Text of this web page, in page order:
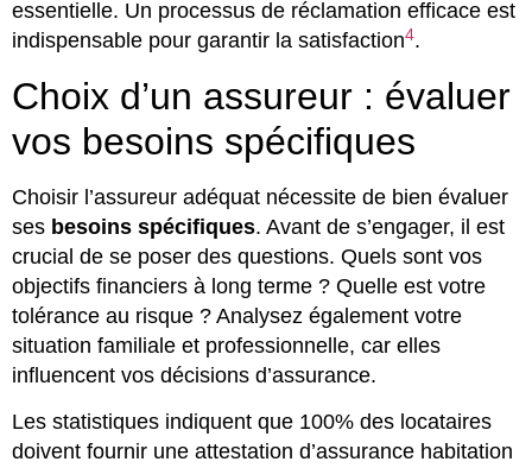
essentielle. Un processus de réclamation efficace est
indispensable pour garantir la satisfaction4.
Choix d’un assureur : évaluer
vos besoins spécifiques
Choisir l’assureur adéquat nécessite de bien évaluer
ses besoins spécifiques. Avant de s’engager, il est
crucial de se poser des questions. Quels sont vos
objectifs financiers à long terme ? Quelle est votre
tolérance au risque ? Analysez également votre
situation familiale et professionnelle, car elles
influencent vos décisions d’assurance.
Les statistiques indiquent que 100% des locataires
doivent fournir une attestation d’assurance habitation